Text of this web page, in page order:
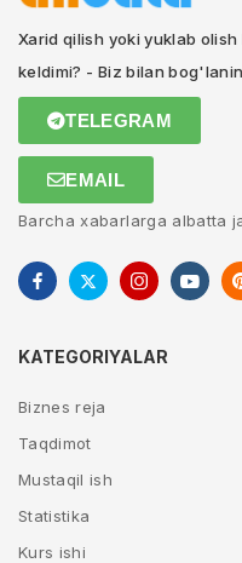
Xarid qilish yoki yuklab
keldimi? - Biz bilan
TELEGRAM
EMAIL
Barcha xabarlarga albatta
KATEGORIYALAR
Biznes reja
Taqdimot
Mustaqil ish
Statistika
Kurs ishi